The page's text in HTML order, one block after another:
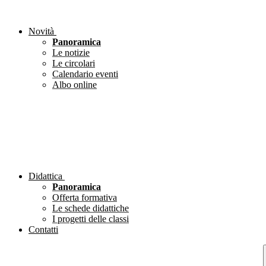
Novità
Panoramica
Le notizie
Le circolari
Calendario eventi
Albo online
Didattica
Panoramica
Offerta formativa
Le schede didattiche
I progetti delle classi
Contatti